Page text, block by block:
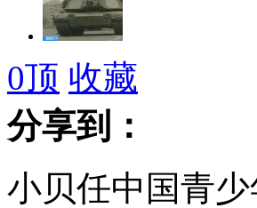
伊战十年：战争开始后大学生被拉
0顶 收藏
分享到：
小贝任中国青